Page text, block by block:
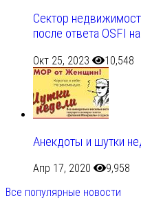
Сектор
после ответа OSFI
Окт 25, 2023 10,548
Анекдоты и шутки
Апр 17, 2020
9,958
Все популярные новости